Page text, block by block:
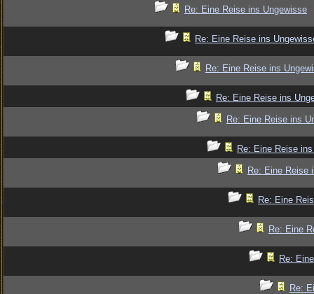
Re: Eine Reise ins Ungewisse
Re: Eine Reise ins
Re: Eine Reise ins
Re: Eine Reise ins
Re: Eine Reise ins
Re: Eine Reise
Re: Eine Reise
Re: Eine
Re: Eine
Re:
Re: